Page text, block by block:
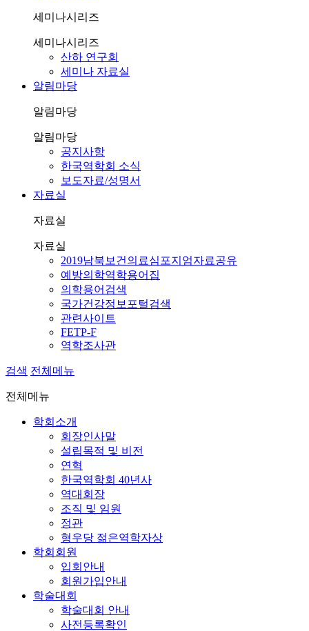
세미나시리즈
세미나시리즈
산하 연구회
세미나 자료실
알림마당
알림마당
알림마당
공지사항
한국역학회 소식
보도자료/성명서
자료실
자료실
자료실
2019남북보건의료심포지엄자료공유
예방의학역학용어집
의학용어검색
국가건강정보포털검색
관련사이트
FETP-F
역학조사관
검색 전체메뉴
전체메뉴
학회소개
회장인사말
설립목적 및 비전
연혁
한국역학회 40년사
역대회장
조직 및 임원
정관
형우당 젊은역학자상
학회회원
입회안내
회원가입안내
학술대회
학술대회 안내
사전등록확인